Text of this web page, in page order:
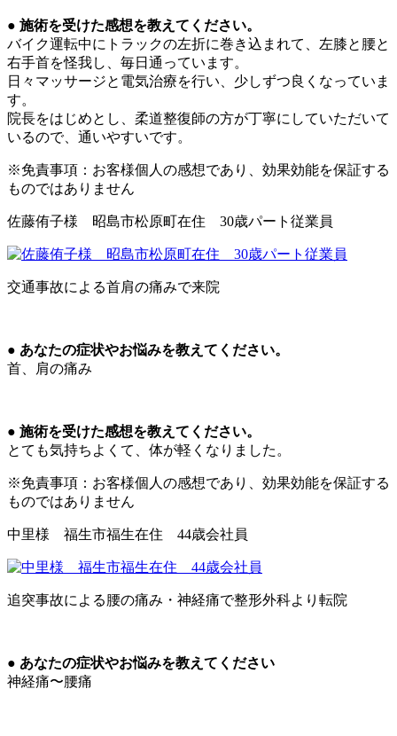
● 施術を受けた感想を教えてください。
バイク運転中にトラックの左折に巻き込まれて、左膝と腰と
右手首を怪我し、毎日通っています。
日々マッサージと電気治療を行い、少しずつ良くなっていま
す。
院長をはじめとし、柔道整復師の方が丁寧にしていただいて
いるので、通いやすいです。
※免責事項：お客様個人の感想であり、効果効能を保証する
ものではありません
佐藤侑子様 昭島市松原町在住 30歳パート従業員
交通事故による首肩の痛みで来院
● あなたの症状やお悩みを教えてください。
首、肩の痛み
● 施術を受けた感想を教えてください。
とても気持ちよくて、体が軽くなりました。
※免責事項：お客様個人の感想であり、効果効能を保証する
ものではありません
中里様 福生市福生在住 44歳会社員
追突事故による腰の痛み・神経痛で整形外科より転院
● あなたの症状やお悩みを教えてください
神経痛〜腰痛